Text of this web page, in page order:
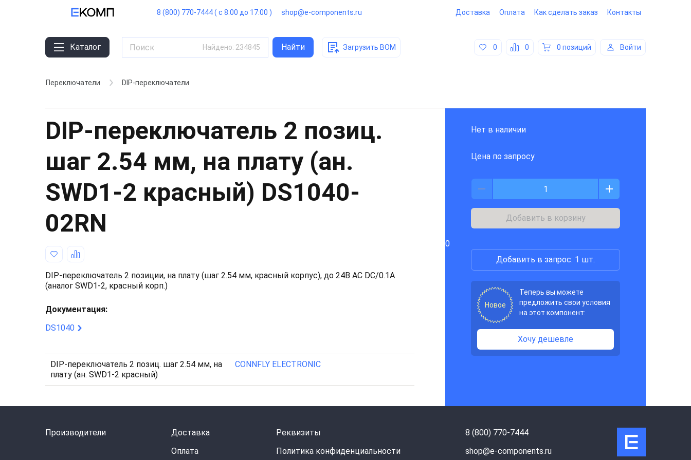
8 (800) 770-7444 ( с 8:00 до 17:00 ) shop@e-components.ru Доставка Оплата Как сделать заказ Контакты
Каталог Найдено: 234845 Найти Загрузить BOM 0 0 0 позиций Войти
Переключатели DIP-переключатели
DIP-переключатель 2 позиц.
шаг 2.54 мм, на плату (ан.
SWD1-2 красный) DS1040-
02RN
DIP-переключатель 2 позиции, на плату (шаг 2.54 мм, красный корпус), до 24B AC DC/0.1А
(аналог SWD1-2, красный корп.)
Документация:
DS1040
DIP-переключатель 2 позиц. шаг 2.54 мм, на
плату (ан. SWD1-2 красный)
CONNFLY ELECTRONIC
Нет в наличии
Цена по запросу
Добавить в корзину
0
Добавить в запрос: 1 шт.
Новое
Теперь вы можете
предложить свои условия
на этот компонент:
Хочу дешевле
Производители
Доставка
Оплата
Реквизиты
Политика конфиденциальности
8 (800) 770-7444
shop@e-components.ru